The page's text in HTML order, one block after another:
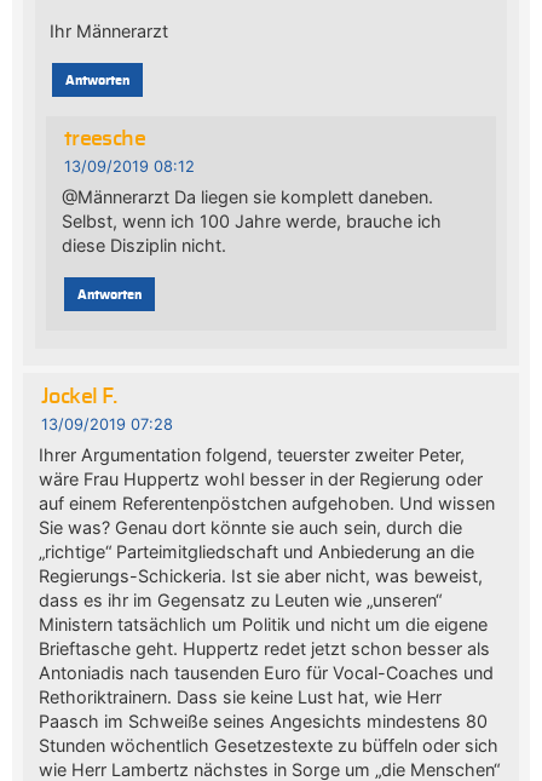
Ihr Männerarzt
Antworten
treesche
13/09/2019 08:12
@Männerarzt Da liegen sie komplett daneben.
Selbst, wenn ich 100 Jahre werde, brauche ich
diese Disziplin nicht.
Antworten
Jockel F.
13/09/2019 07:28
Ihrer Argumentation folgend, teuerster zweiter Peter,
wäre Frau Huppertz wohl besser in der Regierung oder
auf einem Referentenpöstchen aufgehoben. Und wissen
Sie was? Genau dort könnte sie auch sein, durch die
„richtige“ Parteimitgliedschaft und Anbiederung an die
Regierungs-Schickeria. Ist sie aber nicht, was beweist,
dass es ihr im Gegensatz zu Leuten wie „unseren“
Ministern tatsächlich um Politik und nicht um die eigene
Brieftasche geht. Huppertz redet jetzt schon besser als
Antoniadis nach tausenden Euro für Vocal-Coaches und
Rethoriktrainern. Dass sie keine Lust hat, wie Herr
Paasch im Schweiße seines Angesichts mindestens 80
Stunden wöchentlich Gesetzestexte zu büffeln oder sich
wie Herr Lambertz nächstes in Sorge um „die Menschen“